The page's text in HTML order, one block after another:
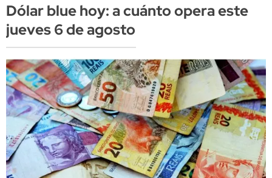
Dólar blue hoy: a cuánto opera este
jueves 6 de agosto